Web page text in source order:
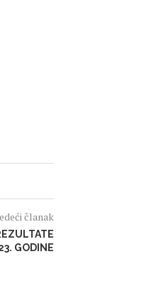
članak
GODINE